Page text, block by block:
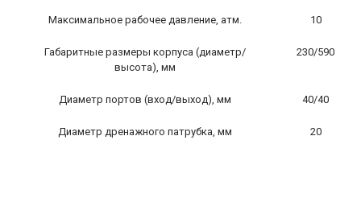
Максимальное рабочее давление, атм. 10
Габаритные размеры корпуса (диаметр/
высота), мм
230/590
Диаметр портов (вход/выход), мм 40/40
Диаметр дренажного патрубка, мм 20